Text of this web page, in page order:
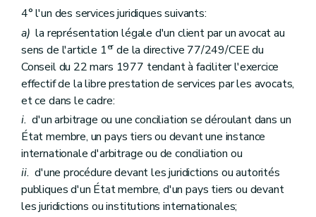
4° l'un des services juridiques suivants:
a) la représentation légale d'un client par un avocat au
sens de l'article 1erde la directive 77/249/CEE du
Conseil du 22 mars 1977 tendant à faciliter l'exercice
effectif de la libre prestation de services par les avocats,
et ce dans le cadre:
i. d'un arbitrage ou une conciliation se déroulant dans un
État membre, un pays tiers ou devant une instance
internationale d'arbitrage ou de conciliation ou
ii. d'une procédure devant les juridictions ou autorités
publiques d'un État membre, d'un pays tiers ou devant
les juridictions ou institutions internationales;